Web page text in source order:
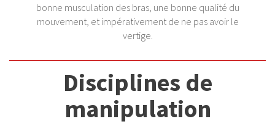
bonne musculation des bras, une bonne qualité du
mouvement, et impérativement de ne pas avoir le
vertige.
Disciplines de
manipulation